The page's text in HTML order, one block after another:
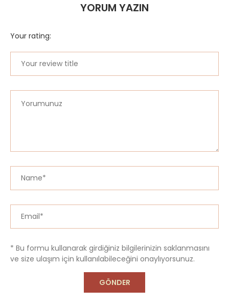
YORUM YAZIN
Your rating:
* Bu formu kullanarak girdiğiniz bilgilerinizin saklanmasını
ve size ulaşım için kullanılabileceğini onaylıyorsunuz.